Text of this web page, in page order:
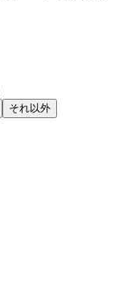
それ以外